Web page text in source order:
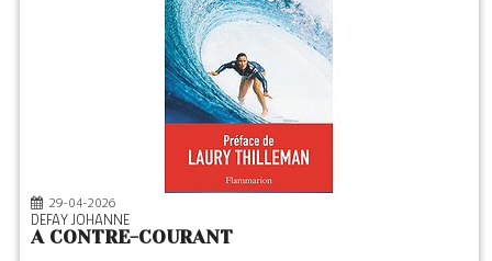
29-04-2026
DEFAY JOHANNE
A CONTRE-COURANT